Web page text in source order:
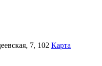
7, 102 Карта